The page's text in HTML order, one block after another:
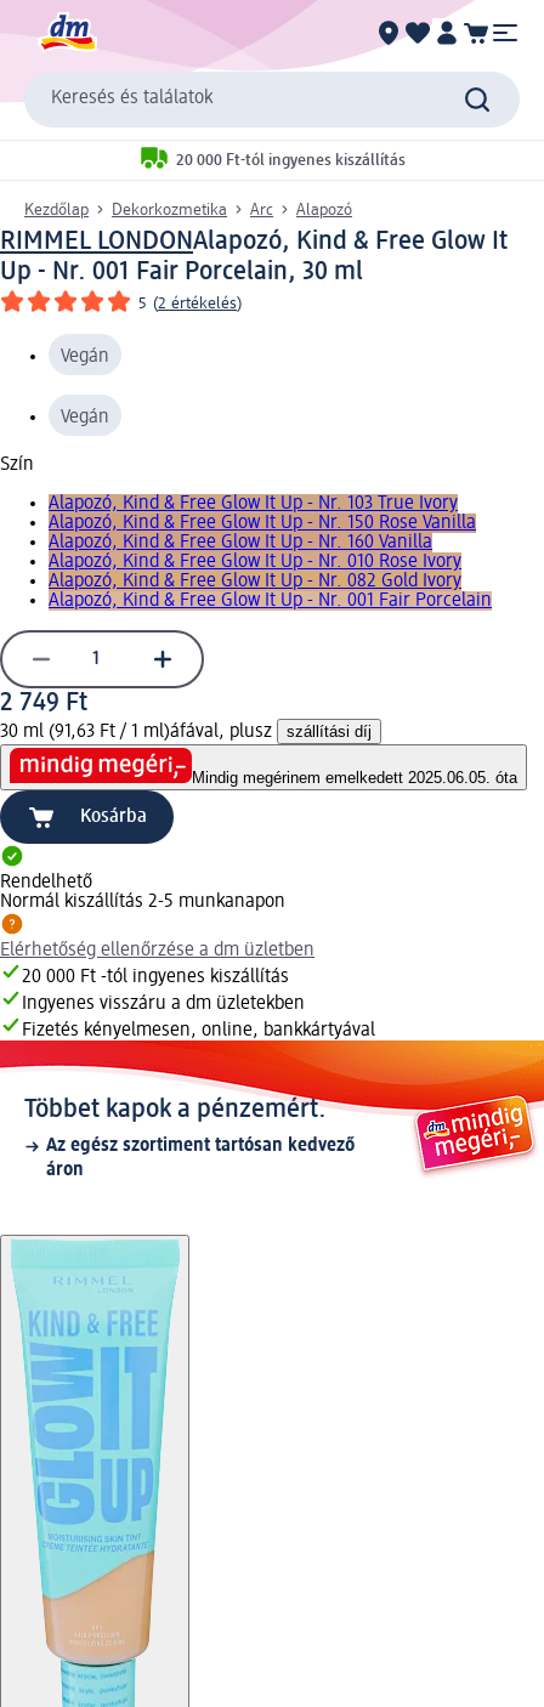
Keresés és találatok
20 000 Ft-tól ingyenes kiszállítás
Kezdőlap Dekorkozmetika Arc Alapozó
RIMMEL LONDONAlapozó, Kind & Free Glow It
Up - Nr. 001 Fair Porcelain, 30 ml
5 (2 értékelés)
Vegán
Vegán
Szín
Alapozó, Kind & Free Glow It Up - Nr. 103 True Ivory
Alapozó, Kind & Free Glow It Up - Nr. 150 Rose Vanilla
Alapozó, Kind & Free Glow It Up - Nr. 160 Vanilla
Alapozó, Kind & Free Glow It Up - Nr. 010 Rose Ivory
Alapozó, Kind & Free Glow It Up - Nr. 082 Gold Ivory
Alapozó, Kind & Free Glow It Up - Nr. 001 Fair Porcelain
2 749 Ft
30 ml (91,63 Ft / 1 ml)áfával, plusz szállítási díj
Mindig megérinem emelkedett 2025.06.05. óta
Kosárba
Rendelhető
Normál kiszállítás 2-5 munkanapon
Elérhetőség ellenőrzése a dm üzletben
20 000 Ft -tól ingyenes kiszállítás
Ingyenes visszáru a dm üzletekben
Fizetés kényelmesen, online, bankkártyával
Többet kapok a pénzemért.
Az egész szortiment tartósan kedvező
áron